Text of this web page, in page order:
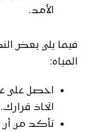
الأمد.
فيما يلي بعض
المياه:
احصل على
اتخاذ قرارك.
تأكد من أن